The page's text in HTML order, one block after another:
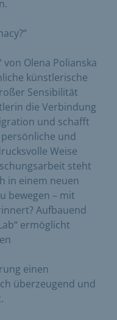
von Olena Polianska
künstlerische
Sensibilität
die Verbindung
und schafft
und
Weise
steht
in einem neuen
bewegen – mit
Aufbauend
ermöglicht
einen
überzeugend und